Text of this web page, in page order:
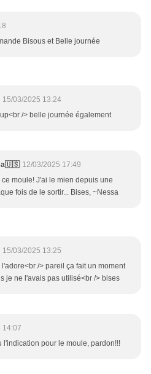
Bisous et Belle journée
15/03/2025 13:24
/> belle journée également
12/03/2025 17:49
ce moule! J'ai le mien depuis une
fois de le sortir... Bises, ~Nessa
15/03/2025 13:25
/> pareil ça fait un moment
je ne l'avais pas utilisé<br /> bises
14:07
l'indication pour le moule, pardon!!!